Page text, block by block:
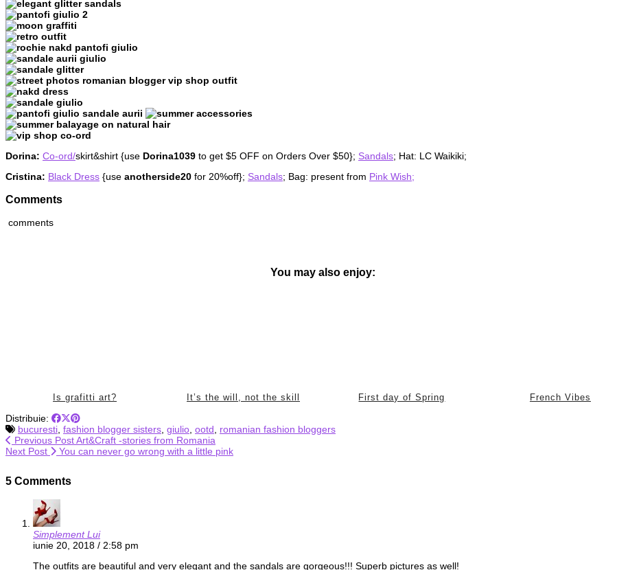
Dorina: Co-ord/skirt&shirt {use Dorina1039 to get $5 OFF on Orders Over $50}; Sandals; Hat: LC Waikiki;
Cristina: Black Dress {use anotherside20 for 20%off}; Sandals; Bag: present from Pink Wish;
Comments
comments
You may also enjoy:
Is grafitti art? It’s the will, not the skill First day of Spring French Vibes
Distribuie:
bucuresti fashion blogger sisters giulio ootd
romanian fashion bloggers
Previous PostArt&Craft -stories from Romania
Next Post
You can never go wrong with a little pink
5 Comments
Simplement Lui
iunie 20, 2018 / 2:58 pm
The outfits are beautiful and very elegant and the sandals are gorgeous!!! Superb pictures as well!